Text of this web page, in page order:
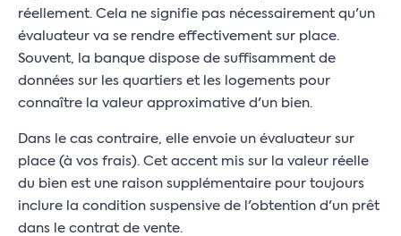
réellement. Cela ne signifie pas nécessairement qu'un
évaluateur va se rendre effectivement sur place.
Souvent, la banque dispose de suffisamment de
données sur les quartiers et les logements pour
connaître la valeur approximative d'un bien.
Dans le cas contraire, elle envoie un évaluateur sur
place (à vos frais). Cet accent mis sur la valeur réelle
du bien est une raison supplémentaire pour toujours
inclure la condition suspensive de l'obtention d'un prêt
dans le contrat de vente.